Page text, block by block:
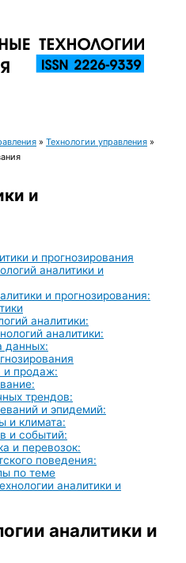
» Технологии управления »
и
и прогнозирования
аналитики и
и прогнозирования:
аналитики:
аналитики:
данных:
и продаж:
трендов:
и эпидемий:
и климата:
и событий:
и перевозок:
поведения:
по теме
аналитики и
аналитики и